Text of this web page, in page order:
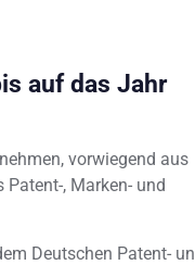
auf das Jahr
vorwiegend aus
, Marken- und
Deutschen Patent-